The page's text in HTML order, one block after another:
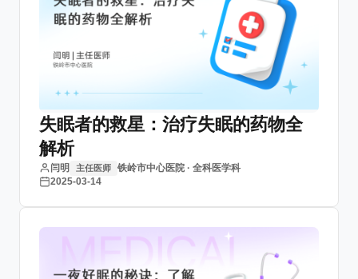
失眠者的救星：治疗失眠的药物全
解析
闫明 主任医师
铁岭市中心医院 · 全科医学科
2025-03-14